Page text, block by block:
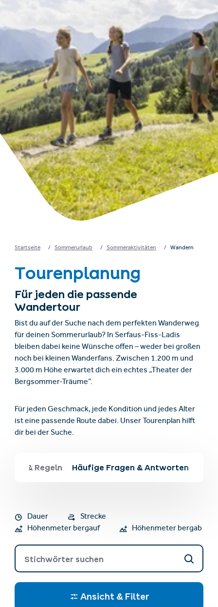
Unterkünfte finden
Ticket- &
Gutscheinshop
Deutsch
+43/5476/6239
info@serfaus-fiss-ladis.at
Startseite Sommerurlaub Sommeraktivitäten Wandern
Tourenplanung
Für jeden die passende
Wandertour
Bist du auf der Suche nach dem perfekten Wanderweg
für deinen Sommerurlaub? In Serfaus-Fiss-Ladis
bleiben dabei keine Wünsche offen – weder bei großen
noch bei kleinen Wanderfans. Zwischen 1.200 m und
3.000 m Höhe erwartet dich ein echtes „Theater der
Bergsommer-Träume“.
Für jeden Geschmack, jede Kondition und jedes Alter
ist eine passende Route dabei. Unser Tourenplan hilft
dir bei der Suche.
& Regeln Häufige Fragen & Antworten
Dauer
Strecke
Höhenmeter bergauf
Höhenmeter bergab
Stichwörter suchen
Ansicht & Filter